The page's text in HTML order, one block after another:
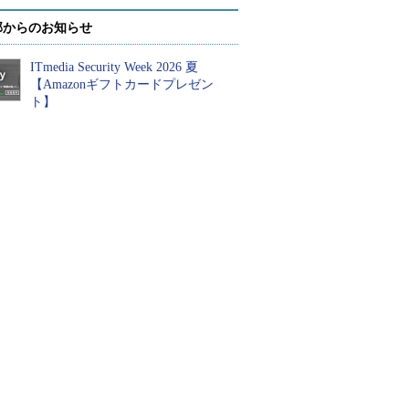
らのお知らせ
ITmedia Security Week 2026 夏
【Amazonギフトカードプレゼン
ト】